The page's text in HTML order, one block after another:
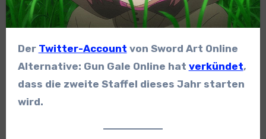
Der Twitter-Account von Sword Art Online
Alternative: Gun Gale Online hat verkündet,
dass die zweite Staffel dieses Jahr starten
wird.